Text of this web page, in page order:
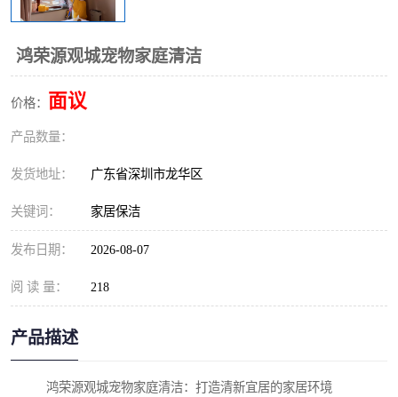
鸿荣源观城宠物家庭清洁
价格： 面议
产品数量：
发货地址： 广东省深圳市龙华区
关键词： 家居保洁
发布日期： 2026-08-07
阅 读 量： 218
产品描述
鸿荣源观城宠物家庭清洁：打造清新宜居的家居环境